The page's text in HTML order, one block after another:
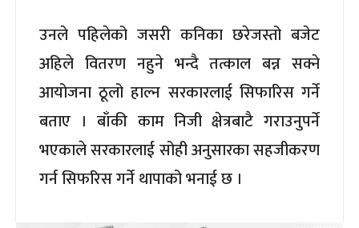
उनले पहिलेको जसरी कनिका छरेजस्तो बजेट
अहिले वितरण नहुने भन्दै तत्काल बन्न सक्ने
आयोजना ठूलो हाल्न सरकारलाई सिफारिस गर्ने
बताए । बाँकी काम निजी क्षेत्रबाटै गराउनुपर्ने
भएकाले सरकारलाई सोही अनुसारका सहजीकरण
गर्न सिफरिस गर्ने थापाको भनाई छ ।